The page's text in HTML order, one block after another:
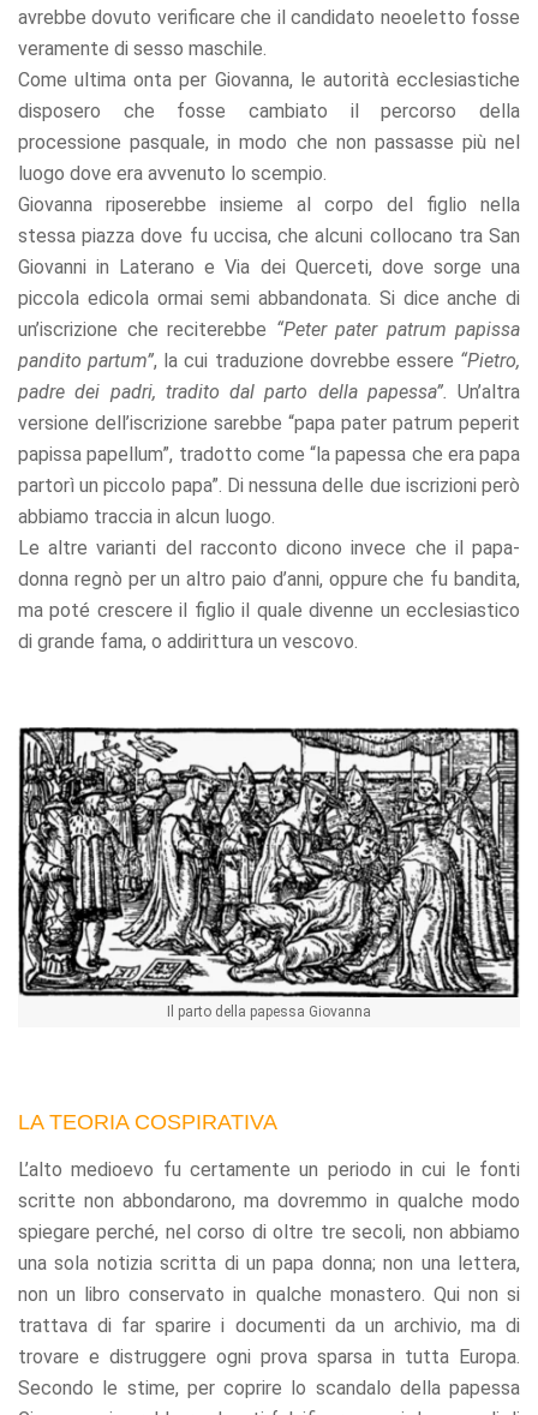
avrebbe dovuto verificare che il candidato neoeletto fosse
veramente di sesso maschile.
Come ultima onta per Giovanna, le autorità ecclesiastiche
disposero che fosse cambiato il percorso della
processione pasquale, in modo che non passasse più nel
luogo dove era avvenuto lo scempio.
Giovanna riposerebbe insieme al corpo del figlio nella
stessa piazza dove fu uccisa, che alcuni collocano tra San
Giovanni in Laterano e Via dei Querceti, dove sorge una
piccola edicola ormai semi abbandonata. Si dice anche di
un’iscrizione che reciterebbe “Peter pater patrum papissa
pandito partum”, la cui traduzione dovrebbe essere “Pietro,
padre dei padri, tradito dal parto della papessa”. Un’altra
versione dell’iscrizione sarebbe “papa pater patrum peperit
papissa papellum”, tradotto come “la papessa che era papa
partorì un piccolo papa”. Di nessuna delle due iscrizioni però
abbiamo traccia in alcun luogo.
Le altre varianti del racconto dicono invece che il papa-
donna regnò per un altro paio d’anni, oppure che fu bandita,
ma poté crescere il figlio il quale divenne un ecclesiastico
di grande fama, o addirittura un vescovo.
Il parto della papessa Giovanna
LA TEORIA COSPIRATIVA
L’alto medioevo fu certamente un periodo in cui le fonti
scritte non abbondarono, ma dovremmo in qualche modo
spiegare perché, nel corso di oltre tre secoli, non abbiamo
una sola notizia scritta di un papa donna; non una lettera,
non un libro conservato in qualche monastero. Qui non si
trattava di far sparire i documenti da un archivio, ma di
trovare e distruggere ogni prova sparsa in tutta Europa.
Secondo le stime, per coprire lo scandalo della papessa